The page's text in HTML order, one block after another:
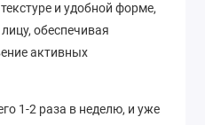
и удобной форме,
обеспечивая
активных
1-2 раза в неделю, и уже